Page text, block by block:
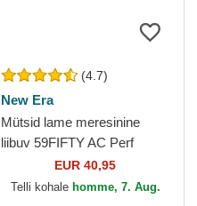
(4.7)
New Era
Mütsid lame meresinine
liibuv 59FIFTY AC Perf
Boston Red Sox MLB New
Era
EUR 40,95
Telli kohale homme, 7. Aug.